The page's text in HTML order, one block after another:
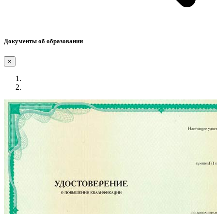
Документы об образовании
×